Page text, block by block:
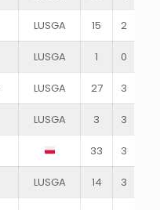
LUSGA 15 2
LUSGA 1 0
LUSGA 27 3
LUSGA 3 3
33 3
LUSGA 14 3